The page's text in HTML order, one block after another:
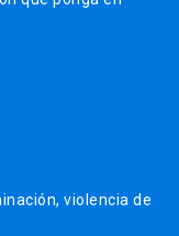
violencia de